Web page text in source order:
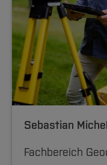
Sebastian
Fachbereich